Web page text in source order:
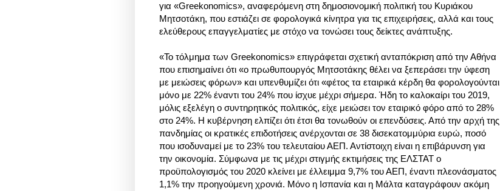
για «Greekonomics», αναφερόμενη στη δημοσιονομική πολιτική του Κυριάκου
Μητσοτάκη, που εστιάζει σε φορολογικά κίνητρα για τις επιχειρήσεις, αλλά και τους
ελεύθερους επαγγελματίες με στόχο να τονώσει τους δείκτες ανάπτυξης.
«Το τόλμημα των Greekonomics» επιγράφεται σχετική ανταπόκριση από την Αθήνα
που επισημαίνει ότι «ο πρωθυπουργός Μητσοτάκης θέλει να ξεπεράσει την ύφεση
με μειώσεις φόρων» και υπενθυμίζει ότι «φέτος τα εταιρικά κέρδη θα φορολογούνται
μόνο με 22% έναντι του 24% που ίσχυε μέχρι σήμερα. Ήδη το καλοκαίρι του 2019,
μόλις εξελέγη ο συντηρητικός πολιτικός, είχε μειώσει τον εταιρικό φόρο από το 28%
στο 24%. Η κυβέρνηση ελπίζει ότι έτσι θα τονωθούν οι επενδύσεις. Από την αρχή της
πανδημίας οι κρατικές επιδοτήσεις ανέρχονται σε 38 δισεκατομμύρια ευρώ, ποσό
που ισοδυναμεί με το 23% του τελευταίου ΑΕΠ. Αντίστοιχη είναι η επιβάρυνση για
την οικονομία. Σύμφωνα με τις μέχρι στιγμής εκτιμήσεις της ΕΛΣΤΑΤ ο
προϋπολογισμός του 2020 κλείνει με έλλειμμα 9,7% του ΑΕΠ, έναντι πλεονάσματος
1,1% την προηγούμενη χρονιά. Μόνο η Ισπανία και η Μάλτα καταγράφουν ακόμη